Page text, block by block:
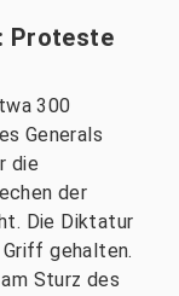
Proteste
300
Generals
die
der
Die Diktatur
gehalten.
Sturz des